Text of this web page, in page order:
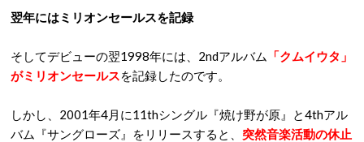
翌年にはミリオンセールスを記録
そしてデビューの翌1998年には、2ndアルバム
「クムイウタ」
がミリオンセールスを記録したのです。
しかし、2001年4月に11thシングル『焼け野が原』と4thアル
バム『サングローズ』をリリースすると、 突然音楽活動の休止